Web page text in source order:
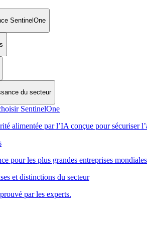
SentinelOne
du secteur
SentinelOne
alimentée par l’IA conçue pour sécuriser
pour les plus grandes entreprises
et distinctions du secteur
par les experts.